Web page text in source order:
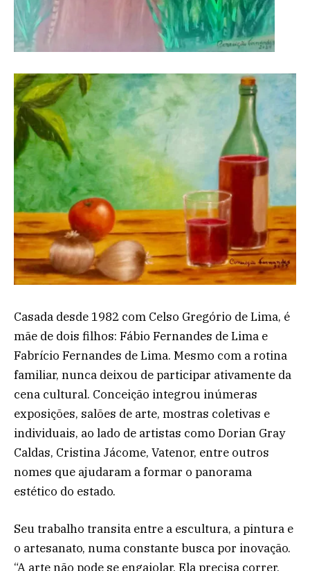
Casada desde 1982 com Celso Gregório de Lima, é
mãe de dois filhos: Fábio Fernandes de Lima e
Fabrício Fernandes de Lima. Mesmo com a rotina
familiar, nunca deixou de participar ativamente da
cena cultural. Conceição integrou inúmeras
exposições, salões de arte, mostras coletivas e
individuais, ao lado de artistas como Dorian Gray
Caldas, Cristina Jácome, Vatenor, entre outros
nomes que ajudaram a formar o panorama
estético do estado.
Seu trabalho transita entre a escultura, a pintura e
o artesanato, numa constante busca por inovação.
“A arte não pode se engaiolar. Ela precisa correr,